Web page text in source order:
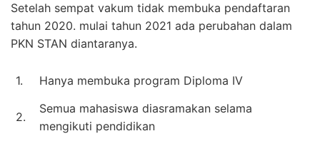
Setelah sempat vakum tidak membuka pendaftaran
tahun 2020. mulai tahun 2021 ada perubahan dalam
PKN STAN diantaranya.
1. Hanya membuka program Diploma IV
2.
Semua mahasiswa diasramakan selama
mengikuti pendidikan